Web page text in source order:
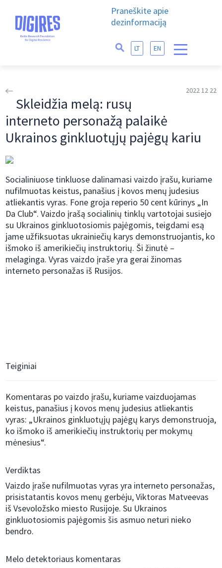
Praneškite apie
dezinformaciją
LT EN
2022 12 22
Skleidžia melą: rusų
interneto personažą palaikė
Ukrainos ginkluotųjų pajėgų kariu
Socialiniuose tinkluose dalinamasi vaizdo įrašu, kuriame
nufilmuotas keistus, panašius į kovos menų judesius
atliekantis vyras. Fone groja reperio 50 cent kūrinys „In
Da Club“. Vaizdo įrašą socialinių tinklų vartotojai susiejo
su Ukrainos ginkluotosiomis pajėgomis, teigdami esą
jame užfiksuotas ukrainiečių karys demonstruojantis, ko
išmoko iš amerikiečių instruktorių. Ši žinutė –
melaginga. Vyras vaizdo įraše yra gerai žinomas
interneto personažas iš Rusijos.
Teiginiai
Komentaras po vaizdo įrašu, kuriame vaizduojamas
keistus, panašius į kovos menų judesius atliekantis
vyras: „Ukrainos ginkluotųjų pajėgų karys demonstruoja,
ko išmoko iš amerikiečių instruktorių per mokymų
mėnesius“.
Verdiktas
Vaizdo įraše nufilmuotas vyras yra interneto personažas,
prisistatantis kovos menų gerbėju, Viktoras Matveevas
iš Vsevoložsko miesto Rusijoje. Su Ukrainos
ginkluotosiomis pajėgomis šis asmuo neturi nieko
bendro.
Melo detektoriaus komentaras